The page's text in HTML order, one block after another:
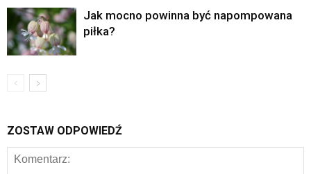
Jak mocno powinna być napompowana
piłka?
ZOSTAW ODPOWIEDŹ